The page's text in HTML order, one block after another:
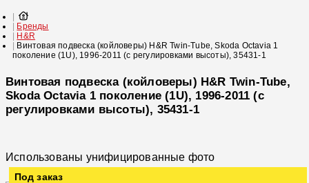
Бренды
H&R
Винтовая подвеска (койловеры) H&R Twin-Tube, Skoda Octavia 1
поколение (1U), 1996-2011 (с регулировками высоты), 35431-1
Винтовая подвеска (койловеры) H&R Twin-Tube,
Skoda Octavia 1 поколение (1U), 1996-2011 (с
регулировками высоты), 35431-1
Использованы унифицированные фото
Под заказ